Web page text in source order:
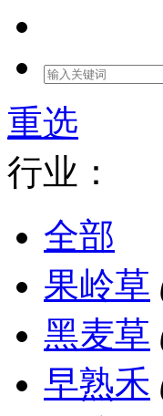
重选
行业：
全部
果岭草
黑麦草
早熟禾